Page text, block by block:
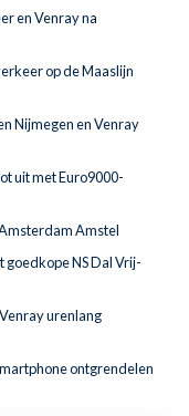
en Venray na
op de Maaslijn
Nijmegen en Venray
uit met Euro9000-
Amstel
goedkope NS Dal Vrij-
urenlang
ontgrendelen